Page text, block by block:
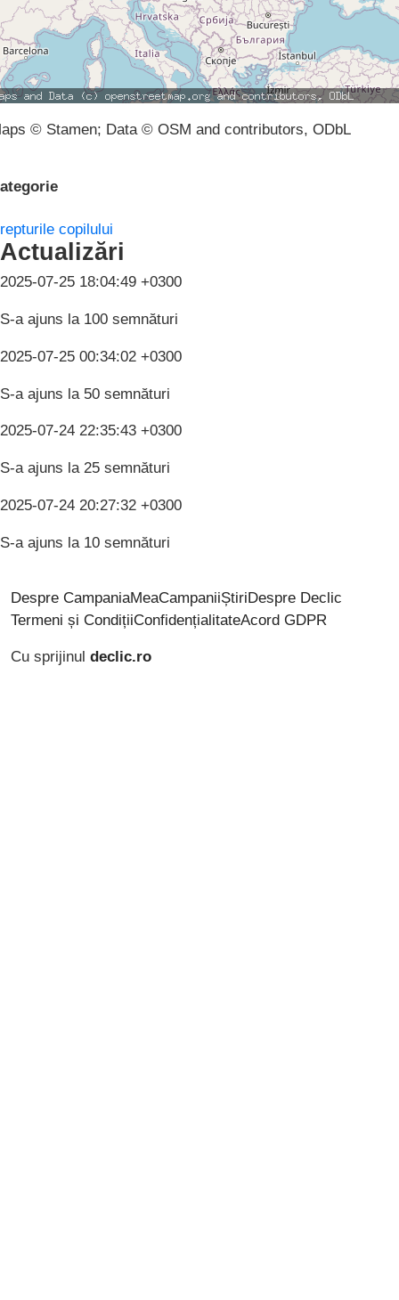
© Stamen; Data © OSM and contributors, ODbL
copilului
Actualizări
2025-07-25 18:04:49 +0300
S-a ajuns la 100 semnături
2025-07-25 00:34:02 +0300
S-a ajuns la 50 semnături
2025-07-24 22:35:43 +0300
S-a ajuns la 25 semnături
2025-07-24 20:27:32 +0300
S-a ajuns la 10 semnături
Despre CampaniaMeaCampaniiȘtiri Despre Declic
Termeni și CondițiiConfidențialitateAcord GDPR
Cu sprijinul declic.ro